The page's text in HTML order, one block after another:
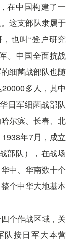
在中国构建了一
这支部队隶属于
也叫“登户研究
。中国全面抗战
细菌战部队也随
多人，其中
日军细菌战部队
尔滨、长春、北
年7月，成立
部队），在战场
中、华南数十个
个中华大地基本
个作战区域，关
队按日军大本营